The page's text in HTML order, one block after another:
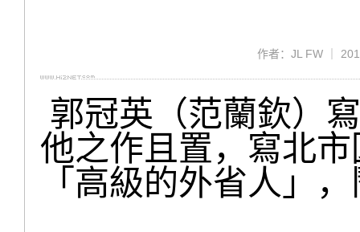
作者：JL FW ｜
郭冠英（范蘭欽）
他之作且置，寫北
「高級的外省人」